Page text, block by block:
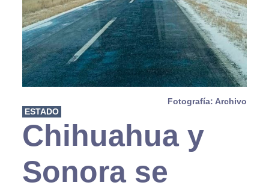
Fotografía: Archivo
ESTADO
Chihuahua y
Sonora se